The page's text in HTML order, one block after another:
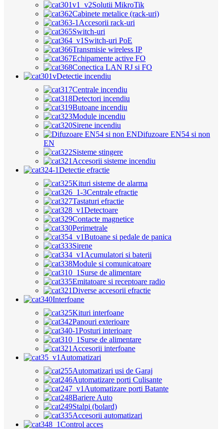
Solutii MikroTik
Cabinete metalice (rack-uri)
Accesorii rack-uri
Switch-uri
Switch-uri PoE
Transmisie wireless IP
Echipamente active FO
Conectica LAN RJ si FO
Detectie incendiu
Centrale incendiu
Detectori incendiu
Butoane incendiu
Module incendiu
Sirene incendiu
Difuzoare EN54 si non
EN
Sisteme stingere
Accesorii sisteme incendiu
Detectie efractie
Kituri sisteme de alarma
Centrale efractie
Tastaturi efractie
Detectoare
Contacte magnetice
Perimetrale
Butoane si pedale de panica
Sirene
Acumulatori si baterii
Module si comunicatoare
Surse de alimentare
Emitatoare si receptoare radio
Diverse accesorii efractie
Interfoane
Kituri interfoane
Panouri exterioare
Posturi interioare
Surse de alimentare
Accesorii interfoane
Automatizari
Automatizari usi de Garaj
Automatizare porti Culisante
Automatizare porti Batante
Bariere Auto
Stalpi (bolard)
Accesorii automatizari
Control acces